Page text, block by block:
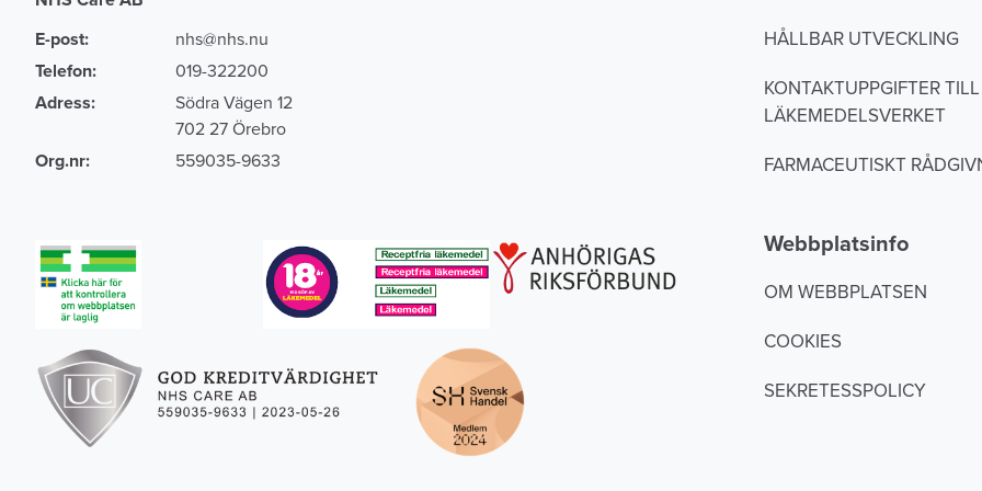
E-post:
nhs@nhs.nu
Telefon:
019-322200
Adress:
Södra Vägen 12
702 27 Örebro
Org.nr:
559035-9633
HÅLLBAR UTVECKLING
KONTAKTUPPGIFTER TILL
LÄKEMEDELSVERKET
FARMACEUTISKT
Webbplatsinfo
OM WEBBPLATSEN
COOKIES
SEKRETESSPOLICY